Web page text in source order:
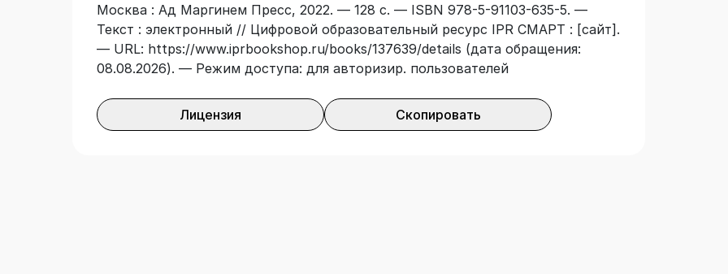
калейдоскопическую вселенную личности и поэтического воображения
Бодлера в серии «моментальных снимков» с разных сторон. Главки этой
книги, первоначально представленные в виде коротких выступлений на
радио France Inter, показывают «поэта современной жизни» как денди,
компании друзей, врагов, выдающихся современников и любовниц, а также,
разумеется, перед зеркалом и листом бумаги.
Москва : Ад Маргинем Пресс, 2022. — 128 с. — ISBN 978-5-91103-635-5. —
Текст : электронный // Цифровой образовательный ресурс IPR СМАРТ : [сайт].
— URL: https://www.iprbookshop.ru/books/137639/details (дата обращения:
08.08.2026). — Режим доступа: для авторизир. пользователей
Лицензия Скопировать